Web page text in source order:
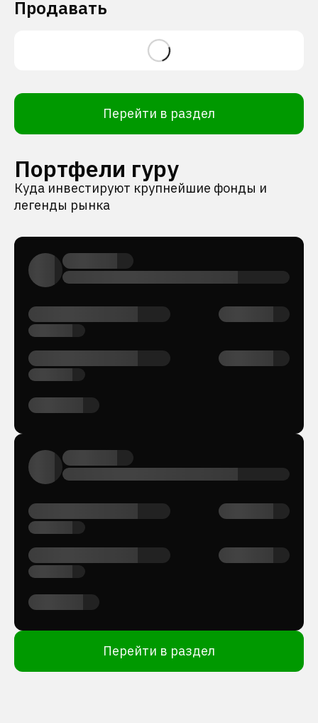
Продавать
Перейти в раздел
Портфели гуру
Куда инвестируют крупнейшие фонды и
легенды рынка
Перейти в раздел